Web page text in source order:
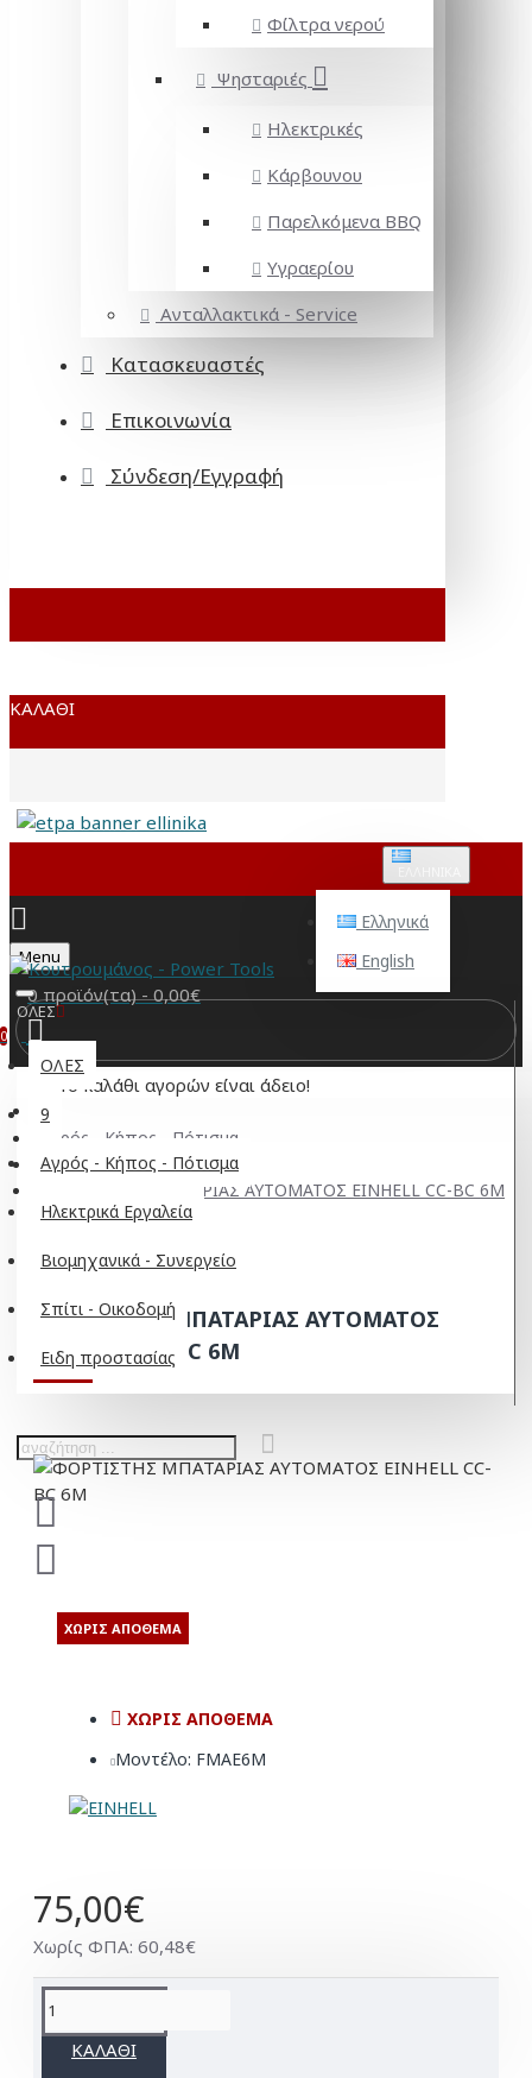
Φίλτρα νερού
Ψησταριές
Ηλεκτρικές
Κάρβουνου
Παρελκόμενα BBQ
Υγραερίου
Ανταλλακτικά - Service
Κατασκευαστές
Επικοινωνία
Σύνδεση/Εγγραφή
ΚΑΛΆΘΙ
Ελληνικά
English
Menu
0 προϊόν(τα) - 0,00€
0
Το καλάθι αγορών είναι άδειο!
ΟΛΕΣ
ΟΛΕΣ
9
Αγρός - Κήπος - Πότισμα
Ηλεκτρικά Εργαλεία
Βιομηχανικά - Συνεργείο
Σπίτι - Οικοδομή
Ειδη προστασίας
Αγρός - Κήπος - Πότισμα
Φορτιστές
ΦΟΡΤΙΣΤΗΣ ΜΠΑΤΑΡΙΑΣ ΑΥΤΟΜΑΤΟΣ EINHELL CC-BC 6M
ΦΟΡΤΙΣΤΗΣ ΜΠΑΤΑΡΙΑΣ ΑΥΤΟΜΑΤΟΣ
EINHELL CC-BC 6M
ΧΩΡΊΣ ΑΠΌΘΕΜΑ
ΧΩΡΊΣ ΑΠΌΘΕΜΑ
Μοντέλο: FMAE6M
75,00€
Χωρίς ΦΠΑ: 60,48€
ΚΑΛΆΘΙ